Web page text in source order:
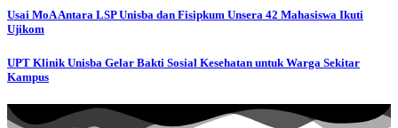
Usai MoA Antara LSP Unisba dan Fisipkum Unsera 42 Mahasiswa Ikuti
Ujikom
UPT Klinik Unisba Gelar Bakti Sosial Kesehatan untuk Warga Sekitar
Kampus